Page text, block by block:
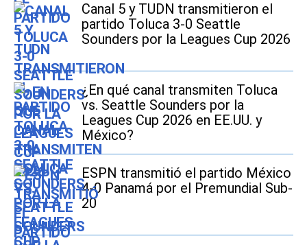
Canal 5 y TUDN transmitieron el
partido Toluca 3-0 Seattle
Sounders por la Leagues Cup 2026
¿En qué canal transmiten Toluca
vs. Seattle Sounders por la
Leagues Cup 2026 en EE.UU. y
México?
ESPN transmitió el partido México
4-0 Panamá por el Premundial Sub-
20